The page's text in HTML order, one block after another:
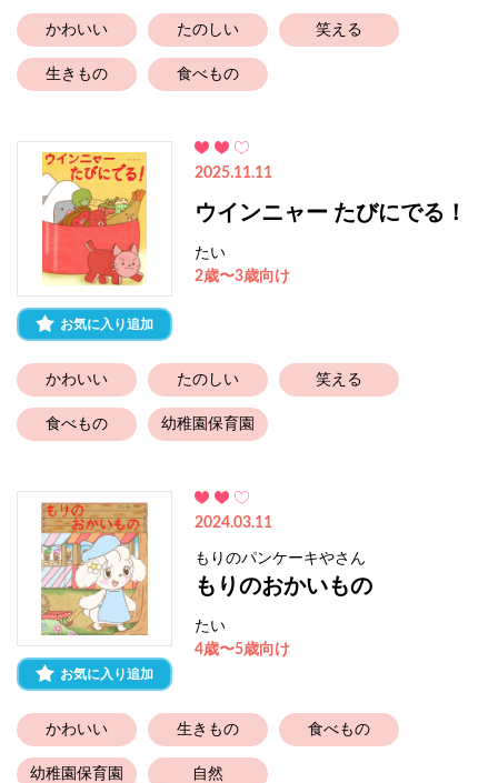
かわいい たのしい 笑える
生きもの 食べもの
お気に入り追加
2025.11.11
ウインニャー たびにでる！
たい
2歳〜3歳向け
かわいい たのしい 笑える
食べもの 幼稚園保育園
お気に入り追加
2024.03.11
もりのパンケーキやさん
もりのおかいもの
たい
4歳〜5歳向け
かわいい 生きもの 食べもの
幼稚園保育園 自然